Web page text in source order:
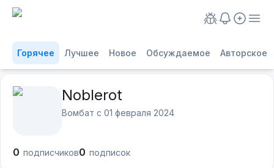
Горячее Лучшее Новое Обсуждаемое Авторское
Noblerot
Вомбат с 01 февраля 2024
0 подписчиков0 подписок